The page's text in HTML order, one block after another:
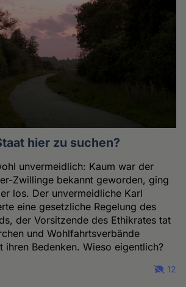
hier zu suchen?
unvermeidlich: Kaum war der
Zwillinge bekannt geworden, ging
los. Der unvermeidliche Karl
eine gesetzliche Regelung des
der Vorsitzende des Ethikrates tat
und Wohlfahrtsverbände
ihren Bedenken. Wieso eigentlich?
12